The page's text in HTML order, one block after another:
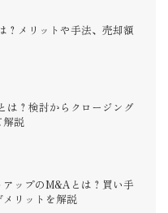
？メリットや手法、売却額
は？検討からクロージング
解説
アップのM&Aとは？買い手
メリットを解説